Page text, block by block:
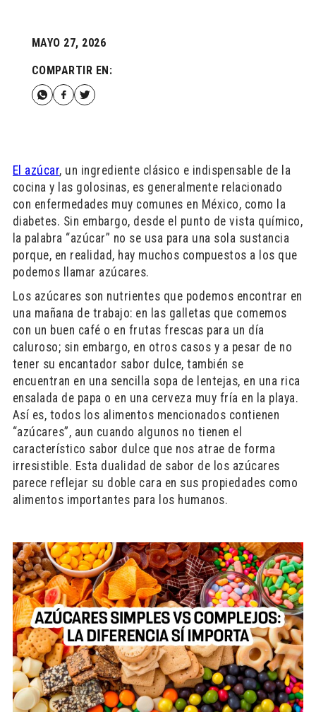
MAYO 27, 2026
COMPARTIR EN:
El azúcar, un ingrediente clásico e indispensable de la
cocina y las golosinas, es generalmente relacionado
con enfermedades muy comunes en México, como la
diabetes. Sin embargo, desde el punto de vista químico,
la palabra “azúcar” no se usa para una sola sustancia
porque, en realidad, hay muchos compuestos a los que
podemos llamar azúcares.
Los azúcares son nutrientes que podemos encontrar en
una mañana de trabajo: en las galletas que comemos
con un buen café o en frutas frescas para un día
caluroso; sin embargo, en otros casos y a pesar de no
tener su encantador sabor dulce, también se
encuentran en una sencilla sopa de lentejas, en una rica
ensalada de papa o en una cerveza muy fría en la playa.
Así es, todos los alimentos mencionados contienen
“azúcares”, aun cuando algunos no tienen el
característico sabor dulce que nos atrae de forma
irresistible. Esta dualidad de sabor de los azúcares
parece reflejar su doble cara en sus propiedades como
alimentos importantes para los humanos.